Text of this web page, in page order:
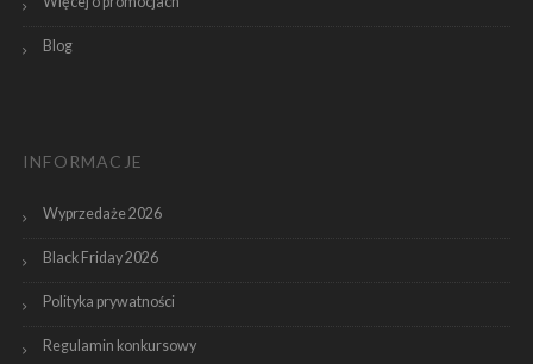
Blog
INFORMACJE
Wyprzedaże 2026
Black Friday 2026
Polityka prywatności
Regulamin konkursowy